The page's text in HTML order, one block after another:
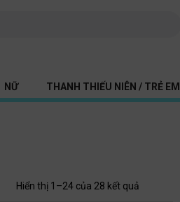
NỮ THANH THIẾU NIÊN / TRẺ EM
Hiển thị 1–24 của 28 kết quả